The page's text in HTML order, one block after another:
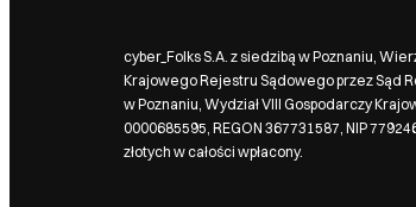
cyber_Folks S.A. z siedzibą w Poznaniu,
Krajowego Rejestru Sądowego przez Sąd
w Poznaniu, Wydział VIII Gospodarczy
0000685595, REGON 367731587, NIP
złotych w całości wpłacony.